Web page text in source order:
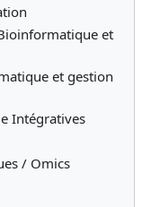
et
et gestion
Intégratives
/ Omics